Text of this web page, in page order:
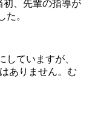
初、先輩の指導が
た。
ていますが、
ありません。む